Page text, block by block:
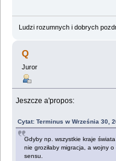
Ludzi rozumnych i dobrych
Q
Juror
Jeszcze a'propos:
Cytat: Terminus w Września 30,
Gdyby np. wszystkie kraje
nie groziłaby migracja, a wojny
sensu.